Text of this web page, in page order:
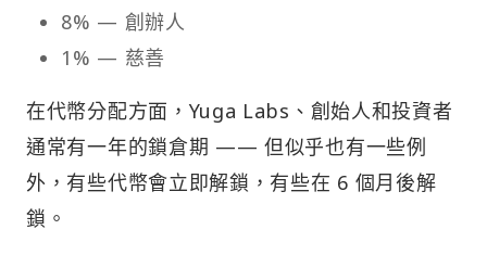
8% — 創辦人
1% — 慈善
在代幣分配方面，Yuga Labs、創始人和投資者
通常有一年的鎖倉期 —— 但似乎也有一些例
外，有些代幣會立即解鎖，有些在 6 個月後解
鎖。